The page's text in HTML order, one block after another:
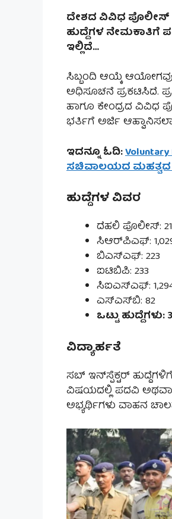
ದೇಶದ ವಿವಿಧ ಪೊಲೀಸ್
ಹುದ್ದೆಗಳ ನೇಮಕಾತಿಗೆ
ಇಲ್ಲಿದೆ…
ಸಿಬ್ಬಂದಿ ಆಯ್ಕೆ ಆಯೋಗವು
ಅಧಿಸೂಚನೆ ಪ್ರಕಟಿಸಿದೆ.
ಹಾಗೂ ಕೇಂದ್ರದ ವಿವಿಧ
ಭರ್ತಿಗೆ ಅರ್ಜಿ
ಇದನ್ನೂ ಓದಿ:
ಸಚಿವಾಲಯದ
ಹುದ್ದೆಗಳ ವಿವರ
ದೆಹಲಿ ಪೊಲೀಸ್:
ಸಿಆರ್‌ಪಿಎಫ್:
ಬಿಎಸ್‌ಎಫ್: 223
ಐಟಿಬಿಪಿ: 233
ಸಿಐಎಸ್‌ಎಫ್:
ಎಸ್‌ಎಸ್‌ಬಿ: 82
ಒಟ್ಟು ಹುದ್ದೆಗಳು:
ವಿದ್ಯಾರ್ಹತೆ
ಸಬ್ ಇನ್‌ಸ್ಪೆಕ್ಟರ್
ವಿಷಯದಲ್ಲಿ ಪದವಿ ಅಥವಾ
ಅಭ್ಯರ್ಥಿಗಳು ವಾಹನ